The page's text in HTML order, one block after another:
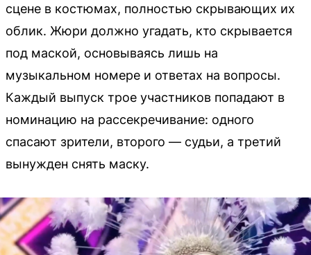
сцене в костюмах, полностью скрывающих их
облик. Жюри должно угадать, кто скрывается
под маской, основываясь лишь на
музыкальном номере и ответах на вопросы.
Каждый выпуск трое участников попадают в
номинацию на рассекречивание: одного
спасают зрители, второго — судьи, а третий
вынужден снять маску.